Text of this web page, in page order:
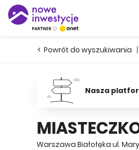
Powrót do wyszukiwania
Nasza
Warszawa Białołęka ul.